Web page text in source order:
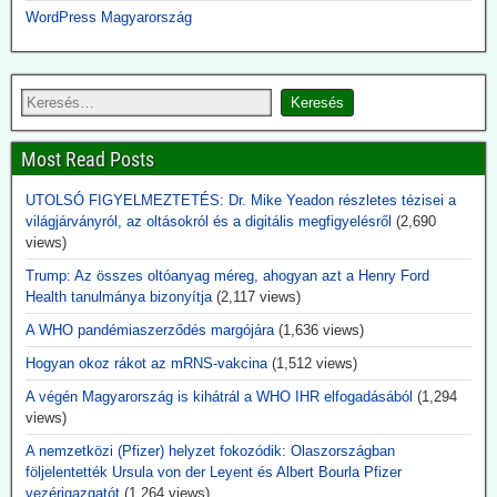
impériuma százmilió dollárokkal befolyásolta az
USA egészségügyi kutatását
A Bill & Melinda Gates alapítvány nemcsak támogatta filantrópként
az USA National Institutes of Health (NIH) egészégügyi kutatási
programját, hanem meghatározta a kutatás és fejlesztés irányát, pl.
az oltóanyag-fejlesztések területén. Evvel egyidejűleg az alapítvány
növelte részesedését a Curevac és Biontech oltóanyaggyártó
2026.06.14. uncutnews.ch: Tulsi Gabbard, USA
Nemzeti Titkosszolgálat (ODNI) igazgató: 40
titkos virológia laboratórium Ukrajnában
Az Egyesült Államok világszerte több mint 120 laboratóriumot
támogatott több mint 30 országban – köztük több mint 40
intézményt Ukrajnában. A nyilvánosságra hozott dokumentumokból
az is kiderül, hogy ezek a laboratóriumok rendkívül veszélyes
kórokozókkal dolgoztak, és az Egyesült Államok biológiai
biztonsági feltételek mellett végzett tevékenységekre képezte ki az
ukrán tudósokat.
Aki eddig ezt szóba hozta, megkapta jelzőjét: Alusipkás
összeesküvés-teoretikus.
WordPress Magyarország
Most Read Posts
UTOLSÓ FIGYELMEZTETÉS: Dr. Mike Yeadon részletes tézisei a
világjárványról, az oltásokról és a digitális megfigyelésről (2,690
views)
Trump: Az összes oltóanyag méreg, ahogyan azt a Henry Ford
Health tanulmánya bizonyítja (2,117 views)
A WHO pandémiaszerződés margójára (1,636 views)
Hogyan okoz rákot az mRNS-vakcina (1,512 views)
A végén Magyarország is kihátrál a WHO IHR elfogadásából (1,294
views)
A nemzetközi (Pfizer) helyzet fokozódik: Olaszországban
följelentették Ursula von der Leyent és Albert Bourla Pfizer
vezérigazgatót (1,264 views)